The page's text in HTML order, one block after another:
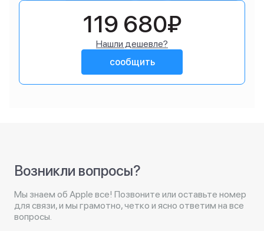
119 680₽
Нашли дешевле?
сообщить
Возникли вопросы?
Мы знаем об Apple все! Позвоните или оставьте номер
для связи, и мы грамотно, четко и ясно ответим на все
вопросы.